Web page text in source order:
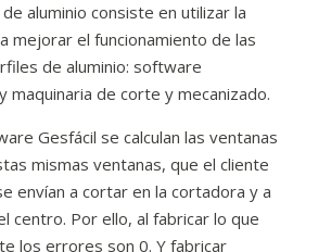
aluminio consiste en utilizar la
mejorar el funcionamiento de las
de aluminio: software
maquinaria de corte y mecanizado.
Gesfácil se calculan las ventanas
mismas ventanas, que el cliente
envían a cortar en la cortadora y a
centro. Por ello, al fabricar lo que
los errores son 0. Y fabricar